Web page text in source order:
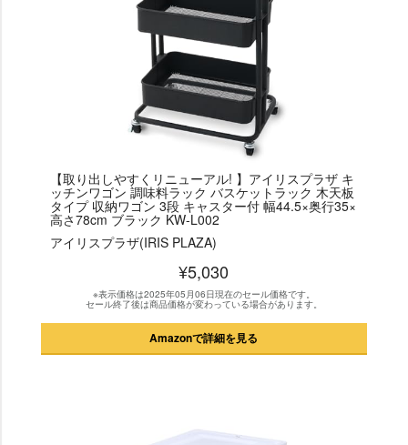
【取り出しやすくリニューアル! 】アイリスプラザ キ
ッチンワゴン 調味料ラック バスケットラック 木天板
タイプ 収納ワゴン 3段 キャスター付 幅44.5×奥行35×
高さ78cm ブラック KW-L002
アイリスプラザ(IRIS PLAZA)
¥5,030
※表示価格は2025年05月06日現在のセール価格です。
セール終了後は商品価格が変わっている場合があります。
Amazonで詳細を見る